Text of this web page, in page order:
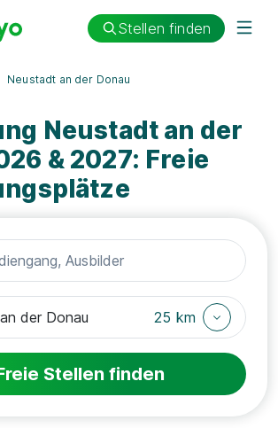
Stellen finden
Neustadt an der Donau
Neustadt an der
& 2027: Freie
25 km
Stellen finden